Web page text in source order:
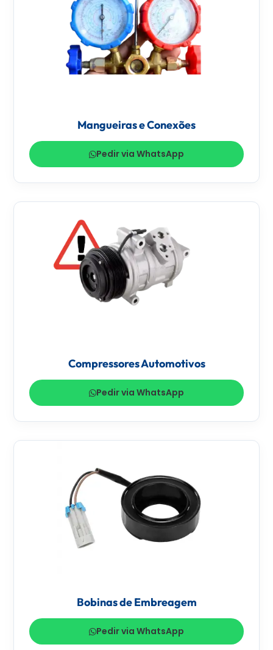
Mangueiras e Conexões
Pedir via WhatsApp
Compressores Automotivos
Pedir via WhatsApp
Bobinas de Embreagem
Pedir via WhatsApp